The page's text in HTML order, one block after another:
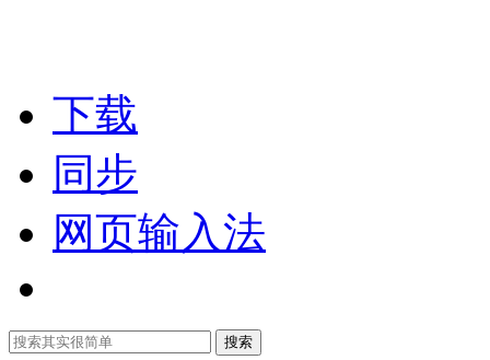
下载
同步
网页输入法
搜索